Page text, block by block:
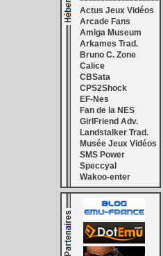
Actus Jeux Vidéos
Arcade Fans
Amiga Museum
Arkames Trad.
Bruno C. Zone
Calice
CBSata
CPS2Shock
EF-Nes
Fan de la NES
GirlFriend Adv.
Landstalker Trad.
Musée Jeux Vidéos
SMS Power
Speccyal
Wakoo-enter